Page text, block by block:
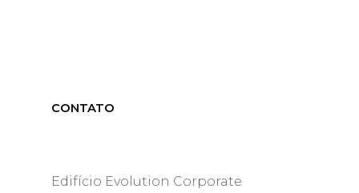
CONTATO
Edifício Evolution Corporate